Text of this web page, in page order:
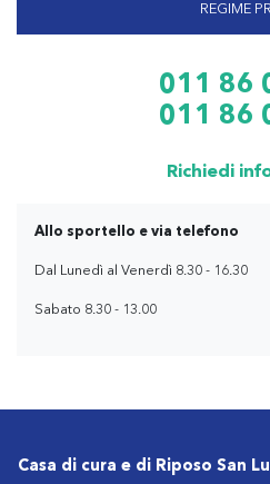
REGIME
011 86
011 86
Richiedi
Allo sportello e via telefono
Dal Lunedì al Venerdì 8.30 - 16.30
Sabato 8.30 - 13.00
Casa di cura e di Riposo San